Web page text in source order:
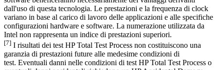
dall'uso di questa tecnologia. Le prestazioni e la frequenza di clock
variano in base al carico di lavoro delle applicazioni e alle specifiche
configurazioni hardware e software. La numerazione utilizzata da
Intel non rappresenta un indice di prestazioni superiori.
[7] I risultati dei test HP Total Test Process non costituiscono una
garanzia di prestazioni future alle medesime condizioni di
test. Eventuali danni nelle condizioni di test HP Total Test Process o